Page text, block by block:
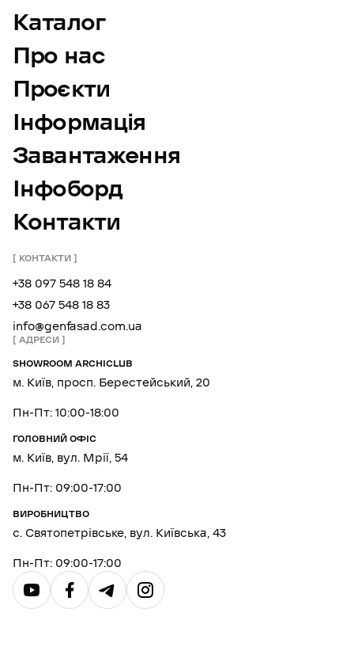
Каталог
Про нас
Проєкти
Інформація
Завантаження
Інфоборд
Контакти
КОНТАКТИ
+38 097 548 18 84
+38 067 548 18 83
info@genfasad.com.ua
АДРЕСИ
SHOWROOM ARCHICLUB
м. Київ, просп. Берестейський, 20
Пн-Пт: 10:00-18:00
ГОЛОВНИЙ ОФІС
м. Київ, вул. Мрії, 54
Пн-Пт: 09:00-17:00
ВИРОБНИЦТВО
с. Святопетрівське, вул. Київська, 43
Пн-Пт: 09:00-17:00